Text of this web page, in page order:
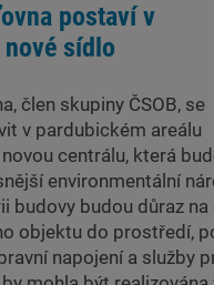
postaví v
sídlo
člen skupiny ČSOB, se
v pardubickém areálu
centrálu, která
environmentální
budovy budou důraz
objektu do prostředí,
napojení a služby